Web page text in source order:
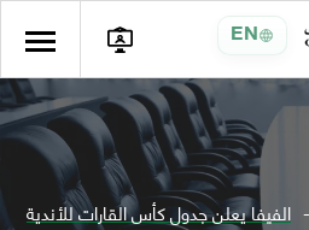
EN
الفيفا يعلن جدول كأس القارات للأندية